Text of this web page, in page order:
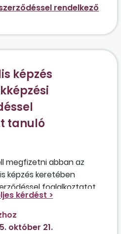
rendelkező
képzés
tanuló
megfizetni abban az
képzés keretében
foglalkoztatott
juttatása havi 100.000
szeretne 400.000
kifizetni a
október 21.